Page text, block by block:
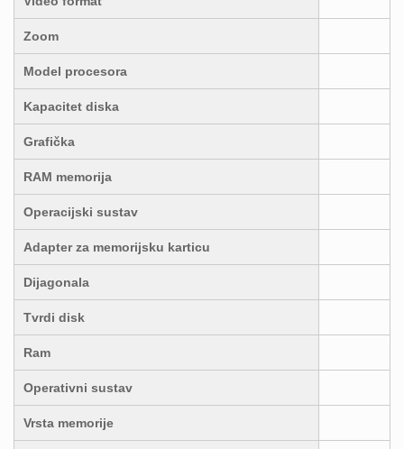
Zoom
Model procesora
Kapacitet diska
Grafička
RAM memorija
Operacijski sustav
Adapter za memorijsku karticu
Dijagonala
Tvrdi disk
Ram
Operativni sustav
Vrsta memorije